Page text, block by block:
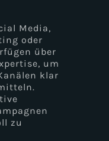
Media,
oder
über
um
klar
zu